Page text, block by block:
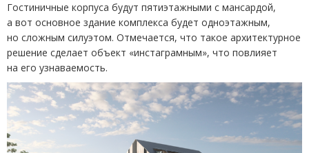
Гостиничные корпуса будут пятиэтажными с мансардой,
а вот основное здание комплекса будет одноэтажным,
но сложным силуэтом. Отмечается, что такое архитектурное
решение сделает объект «инстаграмным», что повлияет
на его узнаваемость.